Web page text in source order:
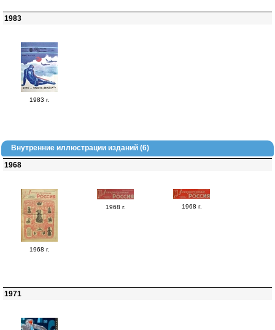
1983
1983 г.
Внутренние иллюстрации изданий (6)
1968
1968 г.
1968 г. 1968 г.
1971